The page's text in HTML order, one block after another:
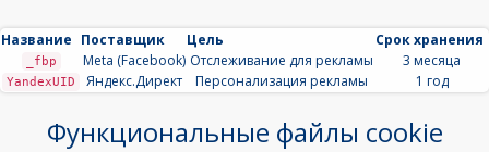
Название Поставщик Цель Срок хранения
_fbp Meta (Facebook) Отслеживание для рекламы 3 месяца
YandexUID Яндекс.Директ Персонализация рекламы 1 год
Функциональные файлы cookie